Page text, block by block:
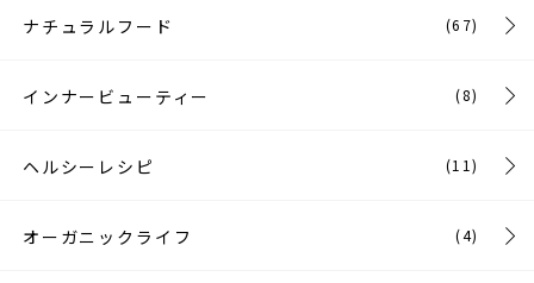
ナチュラルフード (67)
インナービューティー (8)
ヘルシーレシピ (11)
オーガニックライフ (4)